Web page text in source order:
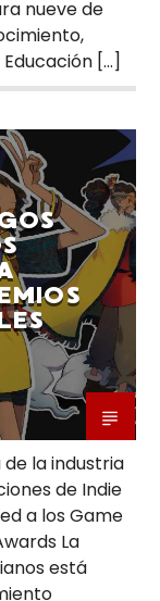
nueve de
[…]
la industria
de Indie
a los Game
La
está